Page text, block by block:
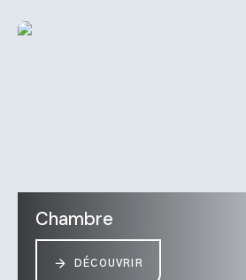
Chambre
DÉCOUVRIR